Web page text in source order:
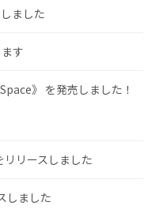
ました
す
》 を発売しました！
リースしました
しました